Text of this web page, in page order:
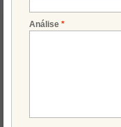
*
Análise